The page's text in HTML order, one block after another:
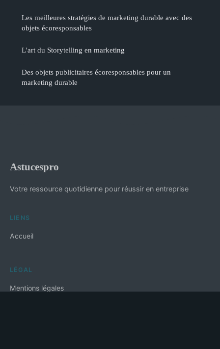
Les meilleures stratégies de marketing durable avec des
objets écoresponsables
L'art du Storytelling en marketing
Des objets publicitaires écoresponsables pour un
marketing durable
Astucespro
Votre ressource quotidienne pour réussir en entreprise
LIENS
Accueil
LÉGAL
Mentions légales